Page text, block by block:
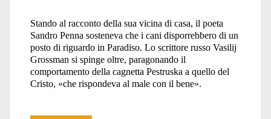
Stando al racconto della sua vicina di casa, il poeta
Sandro Penna sosteneva che i cani disporrebbero di un
posto di riguardo in Paradiso. Lo scrittore russo Vasilij
Grossman si spinge oltre, paragonando il
comportamento della cagnetta Pestruska a quello del
Cristo, «che rispondeva al male con il bene».